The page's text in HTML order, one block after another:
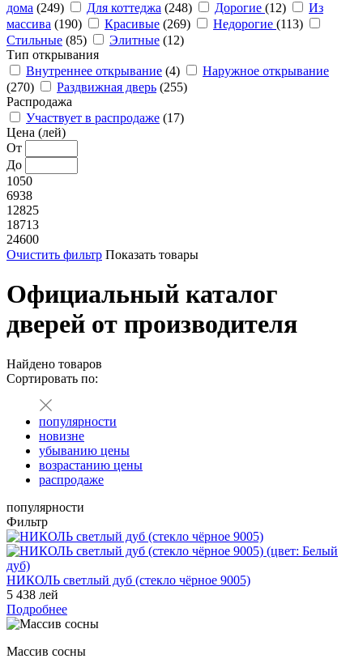
дома (249) Для коттеджа (248) Дорогие (12)
Из
массива (190) Красивые (269) Недорогие (113)
Стильные (85) Элитные (12)
Тип открывания
Внутреннее открывание (4)
Наружное открывание
(270)
Раздвижная дверь (255)
Распродажа
Участвует в распродаже (17)
Цена (лей)
От
До
1050
6938
12825
18713
24600
Очистить фильтр Показать товары
Официальный каталог
дверей от производителя
Найдено товаров
Сортировать по:
популярности
новизне
убыванию цены
возрастанию цены
распродаже
популярности
Фильтр
НИКОЛЬ светлый дуб (стекло чёрное 9005)
5 438 лей
Подробнее
Массив сосны